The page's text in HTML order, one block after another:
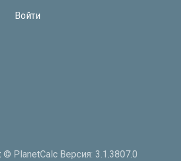
Войти
© PlanetCalc Версия: 3.1.3807.0